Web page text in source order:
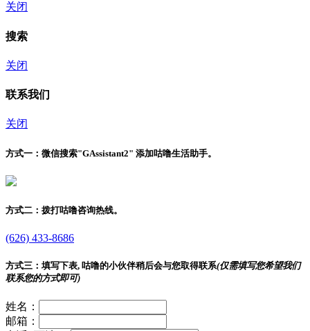
关闭
搜索
关闭
联系我们
关闭
方式一： 微信搜索"GAssistant2" 添加咕噜生活助手。
方式二： 拨打咕噜咨询热线。
(626) 433-8686
方式三： 填写下表, 咕噜的小伙伴稍后会与您取得联系(仅需填写您希望我们
联系您的方式即可)
姓名：
邮箱：